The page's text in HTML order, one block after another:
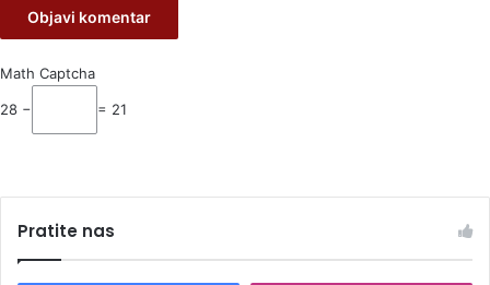
Math Captcha
28 − = 21
Pratite nas